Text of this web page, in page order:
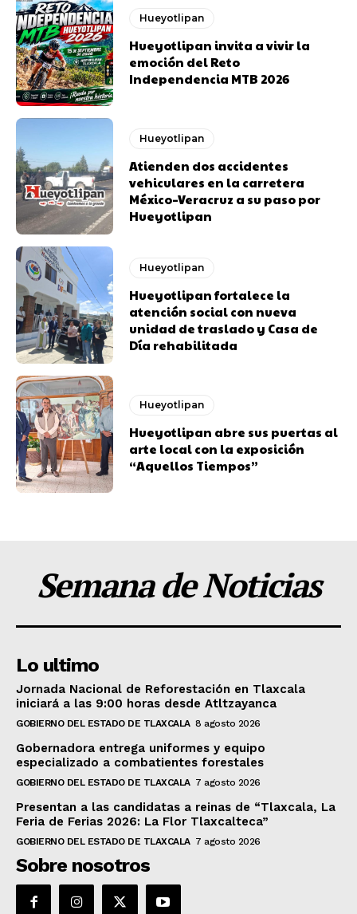
Hueyotlipan
Hueyotlipan invita a vivir la
emoción del Reto
Independencia MTB 2026
Hueyotlipan
Atienden dos accidentes
vehiculares en la carretera
México–Veracruz a su paso por
Hueyotlipan
Hueyotlipan
Hueyotlipan fortalece la
atención social con nueva
unidad de traslado y Casa de
Día rehabilitada
Hueyotlipan
Hueyotlipan abre sus puertas al
arte local con la exposición
“Aquellos Tiempos”
Semana de Noticias
Lo ultimo
Jornada Nacional de Reforestación en Tlaxcala
iniciará a las 9:00 horas desde Atltzayanca
GOBIERNO DEL ESTADO DE TLAXCALA 8 agosto 2026
Gobernadora entrega uniformes y equipo
especializado a combatientes forestales
GOBIERNO DEL ESTADO DE TLAXCALA 7 agosto 2026
Presentan a las candidatas a reinas de “Tlaxcala, La
Feria de Ferias 2026: La Flor Tlaxcalteca”
GOBIERNO DEL ESTADO DE TLAXCALA 7 agosto 2026
Sobre nosotros